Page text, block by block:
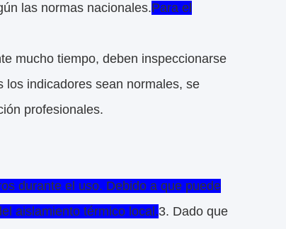
las normas nacionales.Para el
mucho tiempo, deben inspeccionarse
los indicadores sean normales, se
profesionales.
durante el uso. Debido a que puede
aislamiento térmico local.3. Dado que